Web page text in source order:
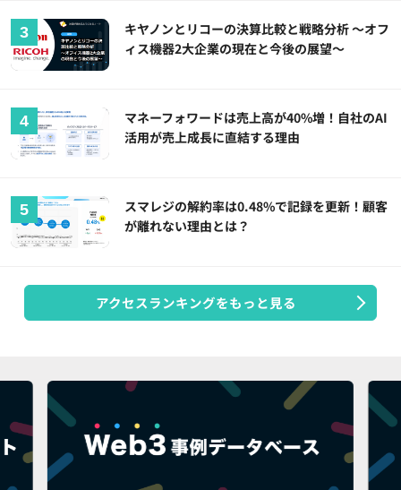
キヤノンとリコーの決算比較と戦略分析 ～オフ
ィス機器2大企業の現在と今後の展望～
マネーフォワードは売上高が40%増！自社のAI
活用が売上成長に直結する理由
スマレジの解約率は0.48%で記録を更新！顧客
が離れない理由とは？
アクセスランキングをもっと見る